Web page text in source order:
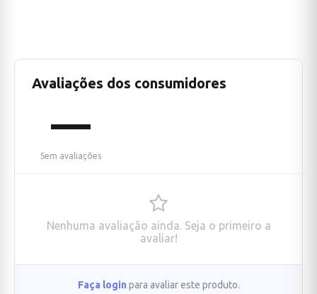
Avaliações dos consumidores
—
Sem avaliações
Nenhuma avaliação ainda. Seja o primeiro a
avaliar!
Faça login para avaliar este produto.